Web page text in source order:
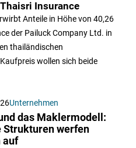
Insurance
Anteile in Höhe von 40,26
der Pailuck Company Ltd. in
thailändischen
wollen sich beide
Unternehmen
das Maklermodell:
Strukturen werfen
auf